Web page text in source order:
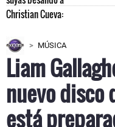
MÚSICA
Liam
nuevo disco
está